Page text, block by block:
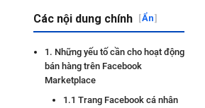
Các nội dung chính [Ẩn]
1. Những yếu tố cần cho hoạt động
bán hàng trên Facebook
Marketplace
1.1 Trang Facebook cá nhân